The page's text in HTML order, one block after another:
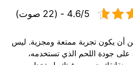
4.6/5 - (22 صوت)
أن يكون تجربة ممتعة ومجزية. ليس
جودة اللحم الذي تستخدمه،